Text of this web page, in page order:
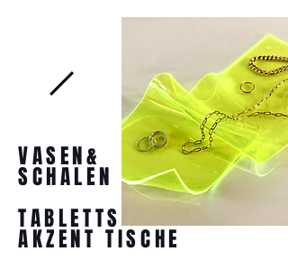
VASEN&
SCHALEN
TABLETTS
AKZENT TISCHE